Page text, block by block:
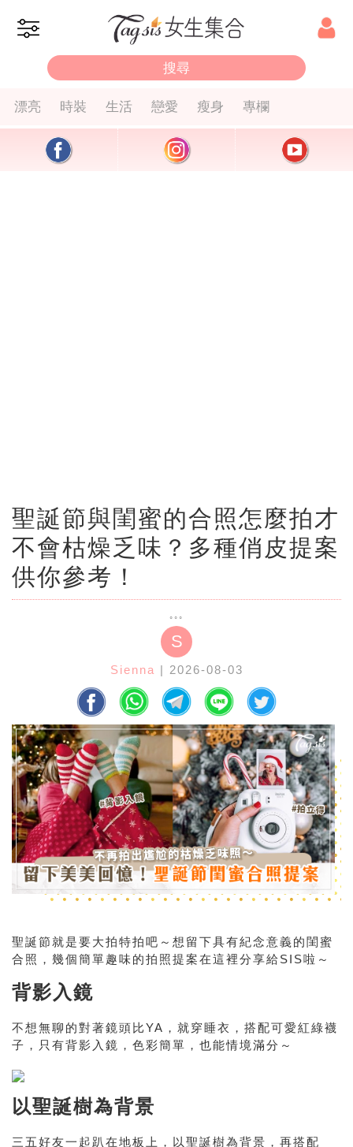
漂亮 時裝 生活 戀愛 瘦身 專欄
聖誕節與閨蜜的合照怎麼拍才
不會枯燥乏味？多種俏皮提案
供你參考！
S
Sienna | 2026-08-03
聖誕節就是要大拍特拍吧～想留下具有紀念意義的閨蜜
合照，幾個簡單趣味的拍照提案在這裡分享給SIS啦～
背影入鏡
不想無聊的對著鏡頭比YA，就穿睡衣，搭配可愛紅綠襪
子，只有背影入鏡，色彩簡單，也能情境滿分～
以聖誕樹為背景
三五好友一起趴在地板上，以聖誕樹為背景，再搭配